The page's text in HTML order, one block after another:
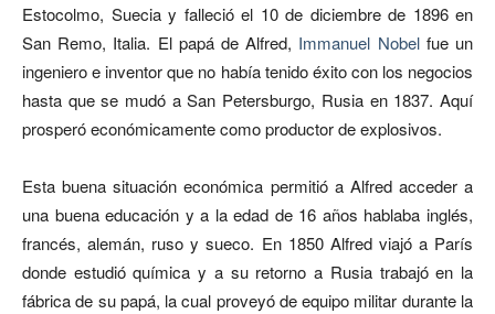
Estocolmo, Suecia y falleció el 10 de diciembre de 1896 en
San Remo, Italia. El papá de Alfred, Immanuel Nobelfue un
ingeniero e inventor que no había tenido éxito con los negocios
hasta que se mudó a San Petersburgo, Rusia en 1837. Aquí
prosperó económicamente como productor de explosivos.
Esta buena situación económica permitió a Alfred acceder a
una buena educación y a la edad de 16 años hablaba inglés,
francés, alemán, ruso y sueco. En 1850 Alfred viajó a París
donde estudió química y a su retorno a Rusia trabajó en la
fábrica de su papá, la cual proveyó de equipo militar durante la